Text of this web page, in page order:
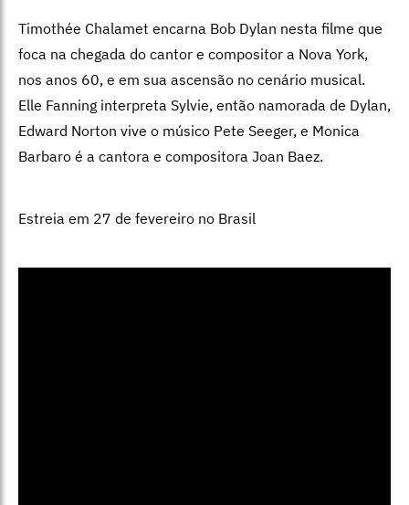
Timothée Chalamet encarna Bob Dylan nesta filme que
foca na chegada do cantor e compositor a Nova York,
nos anos 60, e em sua ascensão no cenário musical.
Elle Fanning interpreta Sylvie, então namorada de Dylan,
Edward Norton vive o músico Pete Seeger, e Monica
Barbaro é a cantora e compositora Joan Baez.
Estreia em 27 de fevereiro no Brasil